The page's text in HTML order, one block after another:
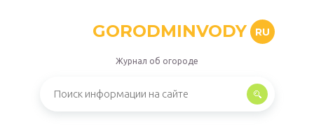
GORODMINVODY RU
Журнал об огороде